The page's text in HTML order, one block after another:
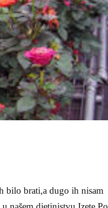
bilo brati,a dugo ih nisam